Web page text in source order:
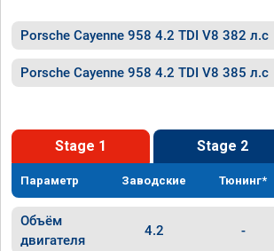
Porsche Cayenne 958 4.2 TDI V8 382 л.с
Porsche Cayenne 958 4.2 TDI V8 385 л.с
Stage 1 Stage 2
Параметр Заводские Тюнинг*
Объём
двигателя
4.2 -